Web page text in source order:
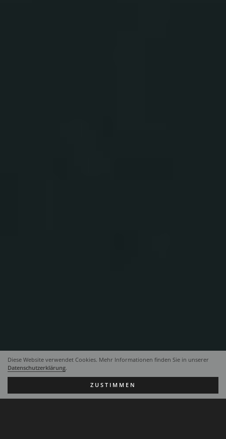
Diese Website verwendet Cookies. Mehr Informationen finden Sie in unserer
Datenschutzerklärung.
ZUSTIMMEN